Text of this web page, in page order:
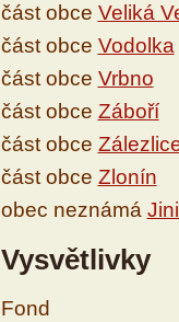
část obce Veliká
část obce Vodolka
část obce Vrbno
část obce Záboří
část obce
část obce Zlonín
obec neznámá
Vysvětlivky
Fond